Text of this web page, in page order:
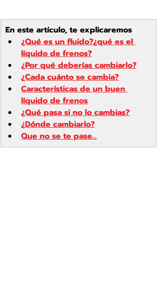
En este artículo, te explicaremos
¿Qué es un fluido?¿qué es el
líquido de frenos?
¿Por qué deberías cambiarlo?
¿Cada cuánto se cambia?
Características de un buen
líquido de frenos
¿Qué pasa si no lo cambias?
¿Dónde cambiarlo?
Que no se te pase...